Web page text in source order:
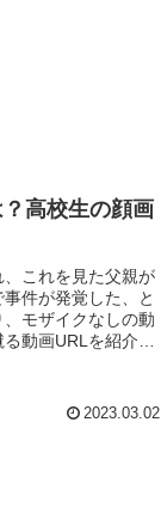
高校生の顔画
これを見た父親が
件が発覚した、と
モザイクなしの動
動画URLを紹介し
2023.03.02